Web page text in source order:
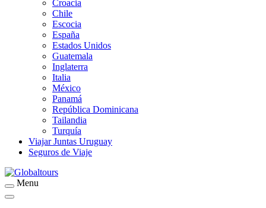
Croacia
Chile
Escocia
España
Estados Unidos
Guatemala
Inglaterra
Italia
México
Panamá
República Dominicana
Tailandia
Turquía
Viajar Juntas Uruguay
Seguros de Viaje
Globaltours
Menu